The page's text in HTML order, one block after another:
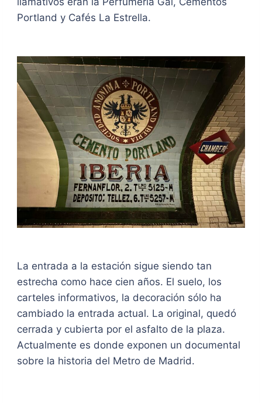
Portland y Cafés La Estrella.
La entrada a la estación sigue siendo tan
estrecha como hace cien años. El suelo, los
carteles informativos, la decoración sólo ha
cambiado la entrada actual. La original, quedó
cerrada y cubierta por el asfalto de la plaza.
Actualmente es donde exponen un documental
sobre la historia del Metro de Madrid.